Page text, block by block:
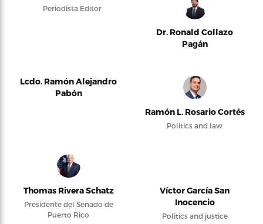
Periodista Editor
Dr. Ronald Collazo
Pagán
Lcdo. Ramón Alejandro
Pabón
Ramón L. Rosario Cortés
Politics and law
Thomas Rivera Schatz
Presidente del Senado de
Puerto Rico
Víctor García San
Inocencio
Politics and justice